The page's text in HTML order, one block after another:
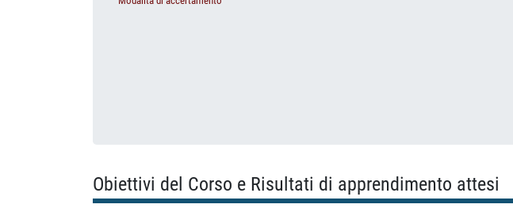
Obiettivi del Corso e Risultati di apprendimento attesi